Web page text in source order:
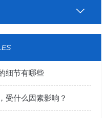
细节有哪些
受什么因素影响？